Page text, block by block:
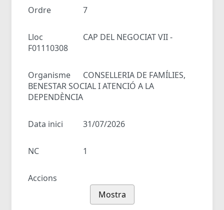
Ordre 7
Lloc
CAP DEL NEGOCIAT VII -
F01110308
Organisme
CONSELLERIA DE FAMÍLIES,
BENESTAR SOCIAL I ATENCIÓ A LA
DEPENDÈNCIA
Data inici 31/07/2026
NC 1
Accions
Mostra